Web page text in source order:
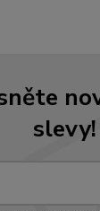
slevy!